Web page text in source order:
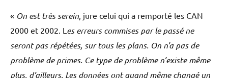
« On est très serein, jure celui qui a remporté les CAN
2000 et 2002. L es erreurs commises par le passé ne
seront pas répétées, sur tous les plans. On n’a pas de
problème de primes. Ce type de problème n’existe même
plus, d’ailleurs. Les données ont quand même changé un